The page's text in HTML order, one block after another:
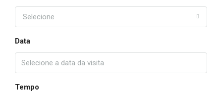
Selecione
Data
Tempo